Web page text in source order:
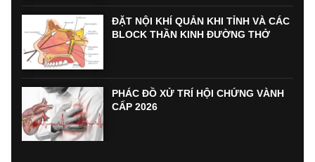
ĐẶT NỘI KHÍ QUẢN KHI TỈNH VÀ CÁC
BLOCK THẦN KINH ĐƯỜNG THỞ
PHÁC ĐỒ XỬ TRÍ HỘI CHỨNG VÀNH
CẤP 2026